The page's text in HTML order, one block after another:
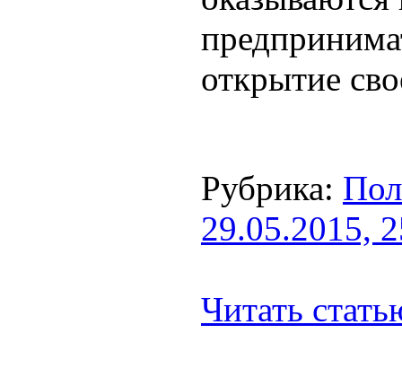
открытие
Рубрика:
29.05.2015,
Читать